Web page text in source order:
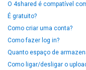
O 4shared é compatível
É gratuito?
Como criar uma conta?
Como fazer log in?
Quanto espaço de
Como ligar/desligar o